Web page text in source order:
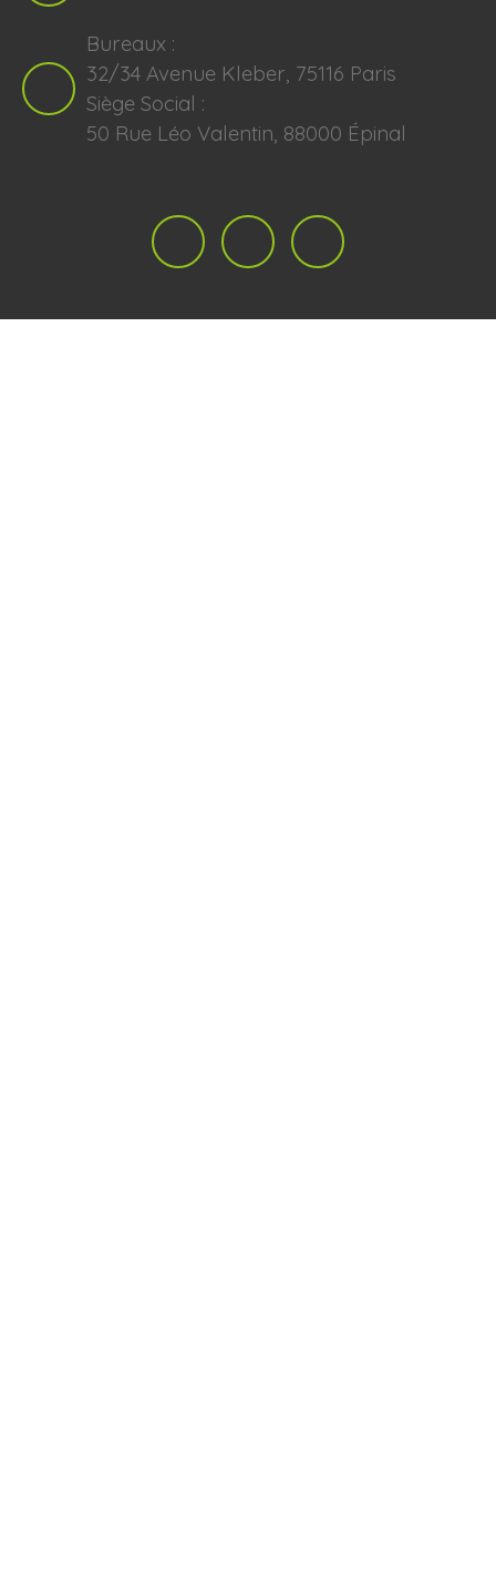
Bureaux :
32/34 Avenue Kleber, 75116 Paris
Siège Social :
50 Rue Léo Valentin, 88000 Épinal